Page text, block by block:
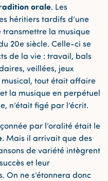
orale. Les
héritiers tardifs d’une
la musique
20e siècle. Celle-ci se
de la vie : travail, bals
veillées, jeux
musical, tout était affaire
la musique en perpétuel
n’était figé par l’écrit.
par l’oralité était le
. Mais il arrivait que des
de variété intègrent
et leur
On ne s’étonnera donc